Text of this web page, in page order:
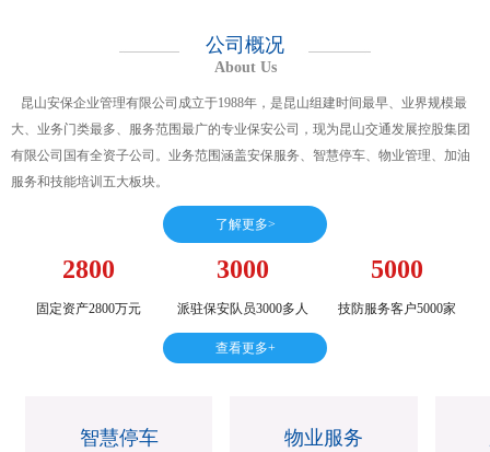
公司概况
About Us
昆山安保企业管理有限公司成立于1988年，是昆山组建时间最早、业界规模最
大、业务门类最多、服务范围最广的专业保安公司，现为昆山交通发展控股集团
有限公司国有全资子公司。业务范围涵盖安保服务、智慧停车、物业管理、加油
服务和技能培训五大板块。
了解更多>
2800
固定资产2800万元
3000
派驻保安队员3000多人
5000
技防服务客户5000家
查看更多+
智慧停车 物业服务